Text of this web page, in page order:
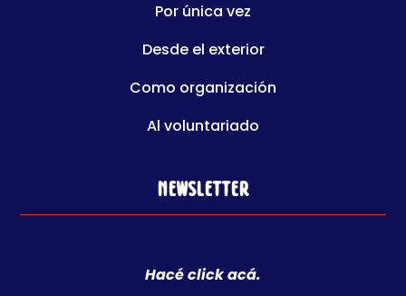
Por única vez
Desde el exterior
Como organización
Al voluntariado
Newsletter
Hacé click acá.